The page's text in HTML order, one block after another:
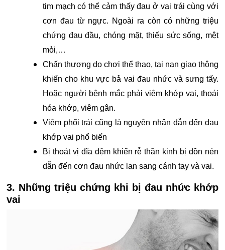
tim mạch có thể cảm thấy đau ở vai trái cùng với
cơn đau từ ngực. Ngoài ra còn có những triệu
chứng đau đầu, chóng mặt, thiếu sức sống, mệt
mỏi,…
Chấn thương do chơi thể thao, tai nạn giao thông
khiến cho khu vực bả vai đau nhức và sưng tấy.
Hoặc người bệnh mắc phải viêm khớp vai, thoái
hóa khớp, viêm gân.
Viêm phổi trái cũng là nguyên nhân dẫn đến đau
khớp vai phổ biến
Bị thoát vị đĩa đệm khiến rễ thần kinh bị dồn nén
dẫn đến cơn đau nhức lan sang cánh tay và vai.
3. Những triệu chứng khi bị đau nhức khớp
vai